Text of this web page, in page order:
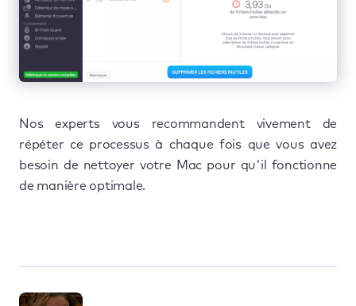
Nos experts vous recommandent vivement de
répéter ce processus à chaque fois que vous avez
besoin de nettoyer votre Mac pour qu'il fonctionne
de manière optimale.